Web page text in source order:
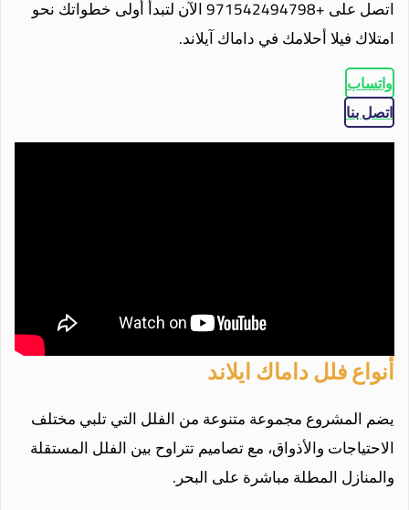
اتصل على +971542494798 الآن لتبدأ أولى خطواتك نحو
امتلاك فيلا أحلامك في داماك آيلاند.
واتساب
اتصل بنا
أنواع فلل داماك ايلاند
يضم المشروع مجموعة متنوعة من الفلل التي تلبي مختلف
الاحتياجات والأذواق، مع تصاميم تتراوح بين الفلل المستقلة
والمنازل المطلة مباشرة على البحر.